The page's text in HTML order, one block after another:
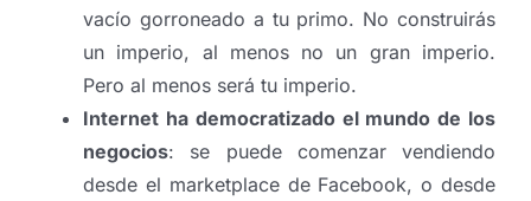
vacío gorroneado a tu primo. No construirás
un imperio, al menos no un gran imperio.
Pero al menos será tu imperio.
Internet ha democratizado el mundo de los
negocios: se puede comenzar vendiendo
desde el marketplace de Facebook, o desde